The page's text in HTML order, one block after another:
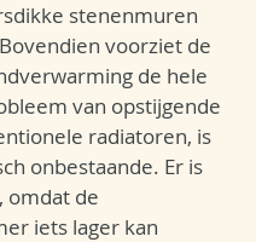
stenenmuren
voorziet de
de hele
van opstijgende
radiatoren, is
onbestaande. Er is
omdat de
iets lager kan